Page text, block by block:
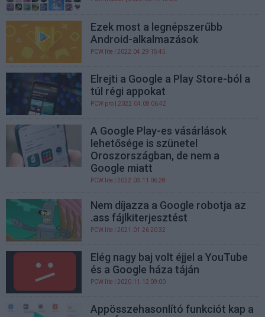
Ezek most a legnépszerűbb
Android-alkalmazások
PCW.lite | 2022.04.29 15:45
Elrejti a Google a Play Store-ból a
túl régi appokat
PCW.pro | 2022.04.08 06:42
A Google Play-es vásárlások
lehetősége is szünetel
Oroszországban, de nem a
Google miatt
PCW.lite | 2022.03.11 06:28
Nem díjazza a Google robotja az
.ass fájlkiterjesztést
PCW.lite | 2021.01.26 20:32
Elég nagy baj volt éjjel a YouTube
és a Google háza táján
PCW.lite | 2020.11.12 09:00
Appösszehasonlító funkciót kap a